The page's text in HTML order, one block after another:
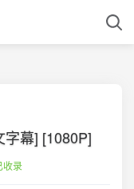
幕] [1080P]
收录